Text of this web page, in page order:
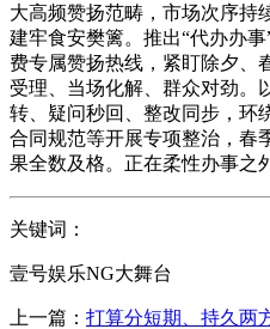
大高频赞扬范畴，市场次序持
建牢食安樊篱。推出“代办办
费专属赞扬热线，紧盯除夕、
受理、当场化解、群众对劲。
转、疑问秒回、整改同步，环
合同规范等开展专项整治，春
果全数及格。正在柔性办事之
关键词：
壹号娱乐NG大舞台
上一篇： 打算分短期、持久两